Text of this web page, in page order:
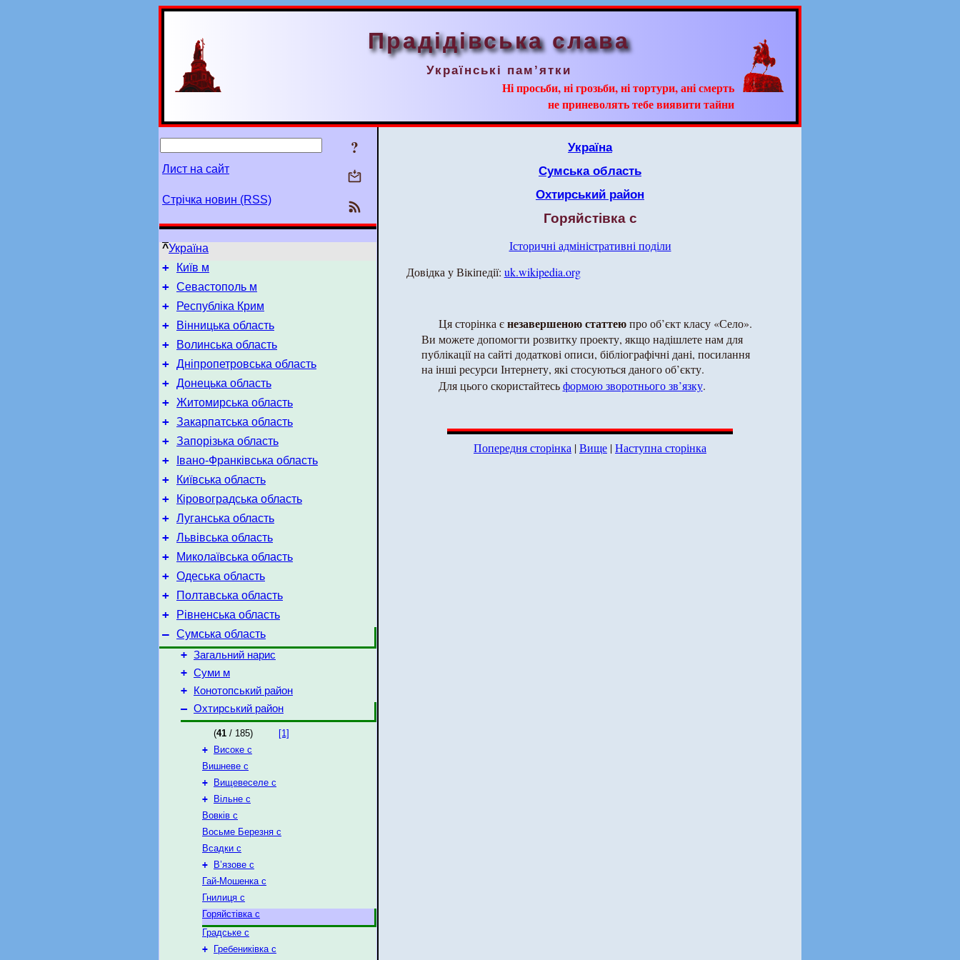
Прадідівська слава
Українські пам’ятки
Ні просьби, ні грозьби, ні тортури, ані смерть
не приневолять тебе виявити тайни
?
Лист на сайт
Стрічка новин (RSS)
^Україна
+ Київ м
+ Севастополь м
+ Республіка Крим
+ Вінницька область
+ Волинська область
+ Дніпропетровська область
+ Донецька область
+ Житомирська область
+ Закарпатська область
+ Запорізька область
+ Івано-Франківська область
+ Київська область
+ Кіровоградська область
+ Луганська область
+ Львівська область
+ Миколаївська область
+ Одеська область
+ Полтавська область
+ Рівненська область
– Сумська область
+ Загальний нарис
+ Суми м
+ Конотопський район
– Охтирський район
(41 / 185)
[1]
+
Високе с
Вишневе с
+
Вищевеселе с
+
Вільне с
Вовків с
Восьме Березня с
Всадки с
+
В’язове с
Гай-Мошенка с
Гнилиця с
Горяйстівка с
Градське с
+
Гребениківка с
Україна
Сумська область
Охтирський район
Горяйстівка с
Історичні адміністративні поділи
Довідка у Вікіпедії: uk.wikipedia.org
Ця сторінка єнезавершеною статтеюпро об’єкт класу «Село».
Ви можете допомогти розвитку проекту, якщо надішлете нам для
публікації на сайті додаткові описи, бібліографічні дані, посилання
на інші ресурси Інтернету, які стосуються даного об’єкту.
Для цього скористайтесьформою зворотнього зв’язку.
Попередня сторінка |Вище |Наступна сторінка